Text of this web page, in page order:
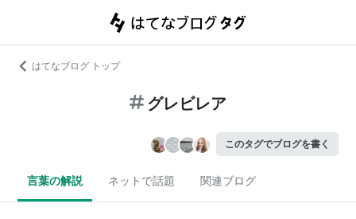
はてなブログ トップ
グレビレア
このタグでブログを書く
言葉の解説 ネットで話題 関連ブログ